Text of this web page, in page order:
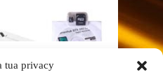
tua privacy
350 LCD